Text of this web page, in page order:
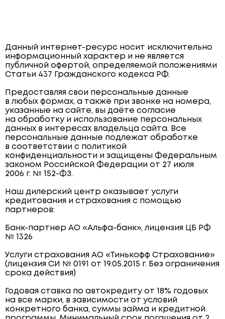
Данный интернет-ресурс носит исключительно
информационный характер и не является
публичной офертой, определяемой положениями
Статьи 437 Гражданского кодекса РФ.
Предоставляя свои персональные данные
в любых формах, а также при звонке на номера,
указанные на сайте, вы даёте согласие
на обработку и использование персональных
данных в интересах владельца сайта. Все
персональные данные подлежат обработке
в соответствии с политикой
конфиденциальности и защищены Федеральным
законом Российской Федерации от 27 июля
2006 г. № 152-ФЗ.
Наш дилерский центр оказывает услуги
кредитования и страхования с помощью
партнеров:
Банк-партнер АО «Альфа-банк», лицензия ЦБ РФ
№ 1326
Услуги страхования АО «Тинькофф Страхование»
(лицензия СИ № 0191 от 19.05.2015 г. Без ограничения
срока действия)
Годовая ставка по автокредиту от 18% годовых
на все марки, в зависимости от условий
конкретного банка, суммы займа и кредитной